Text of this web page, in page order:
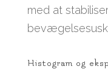
med at
Histogram og